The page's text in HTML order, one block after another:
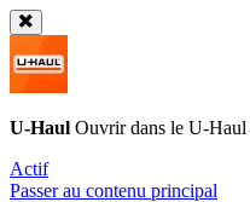
U-Haul Ouvrir dans le U-Haul
Actif
Passer au contenu principal